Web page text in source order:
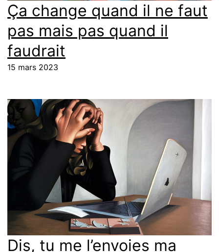
Ça change quand il ne faut
pas mais pas quand il
faudrait
15 mars 2023
Dis, tu me l’envoies ma